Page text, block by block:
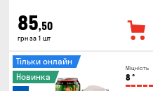
85,50
грн за 1 шт
Міцність
8 °
Тільки онлайн
Новинка